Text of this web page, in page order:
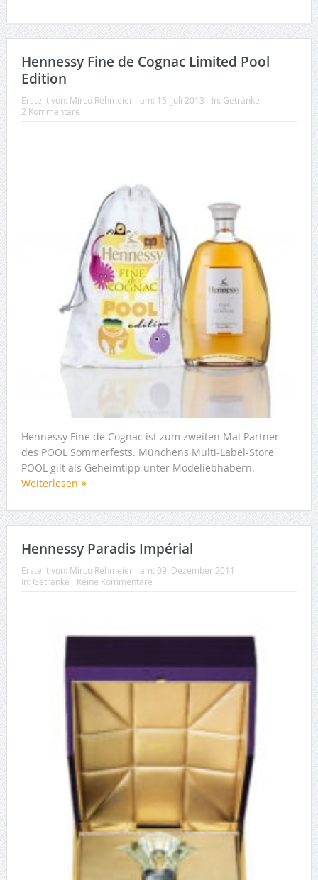
Hennessy Fine de Cognac Limited Pool
Edition
Erstellt von: Mirco Rehmeier am: 15. Juli 2013 In: Getränke
2 Kommentare
Hennessy Fine de Cognac ist zum zweiten Mal Partner
des POOL Sommerfests. Münchens Multi-Label-Store
POOL gilt als Geheimtipp unter Modeliebhabern.
Weiterlesen
Hennessy Paradis Impérial
Erstellt von: Mirco Rehmeier am: 09. Dezember 2011
In: Getränke Keine Kommentare